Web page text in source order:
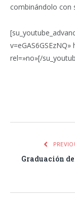
combinándolo con
rel=»no»[/
Graduación